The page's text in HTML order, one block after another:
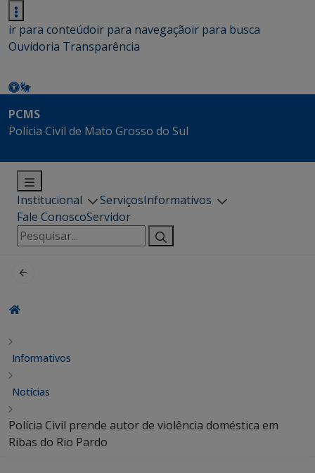
ir para conteúdoir para navegaçãoir para busca
Ouvidoria Transparência
PCMS
Polícia Civil de Mato Grosso do Sul
Institucional ServiçosInformativos
Fale ConoscoServidor
Pesquisar
por:
Informativos
Notícias
Polícia Civil prende autor de violência doméstica em
Ribas do Rio Pardo